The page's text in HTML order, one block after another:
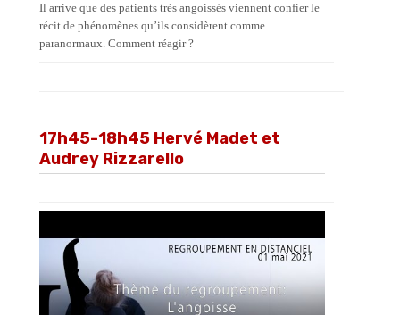
Il arrive que des patients très angoissés viennent confier le
récit de phénomènes qu’ils considèrent comme
paranormaux. Comment réagir ?
17h45-18h45 Hervé Madet et
Audrey Rizzarello